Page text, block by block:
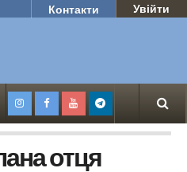
Контакти Увійти
отця